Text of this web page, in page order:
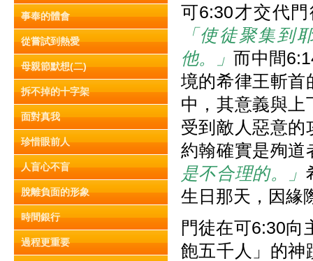
事奉的體會
從嘗試到熱愛
母親節默想(二)
拆不掉的十字架
面對真我
珍惜眼前人
人盲心不盲
脫離負面的形象
時間銀行
過程更重要
可6:30才交代
「使徒聚集到
他。」而中間
境的希律王斬首
中，其意義與上
受到敵人惡意的
約翰確實是殉道
是不合理的。」
生日那天，因緣
門徒在可6:30向
飽五千人」的神